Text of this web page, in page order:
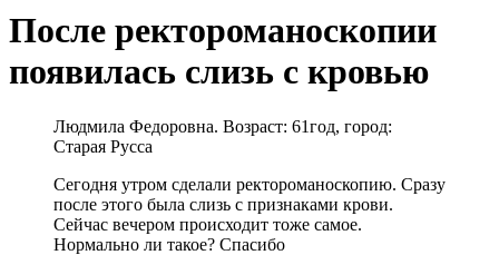
После ректороманоскопии
появилась слизь с кровью
Людмила Федоровна. Возраст: 61год, город:
Старая Русса
Сегодня утром сделали ректороманоскопию. Сразу
после этого была слизь с признаками крови.
Сейчас вечером происходит тоже самое.
Нормально ли такое? Спасибо